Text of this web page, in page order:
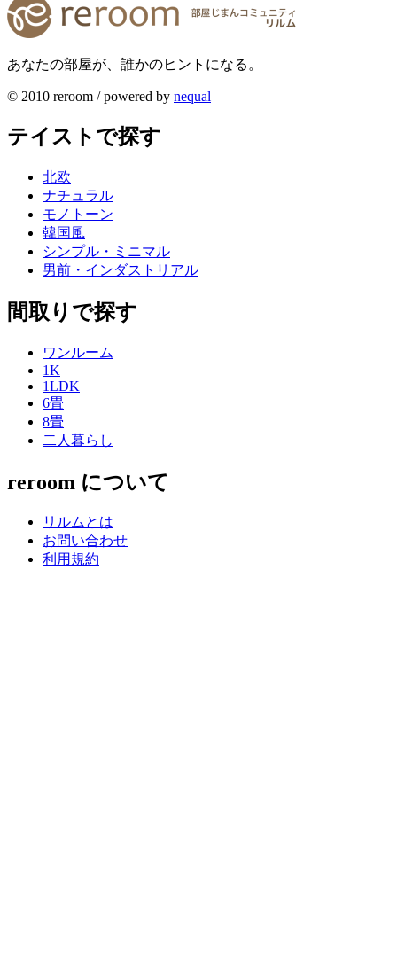
あなたの部屋が、誰かのヒントになる。
© 2010 reroom / powered by nequal
テイストで探す
北欧
ナチュラル
モノトーン
韓国風
シンプル・ミニマル
男前・インダストリアル
間取りで探す
ワンルーム
1K
1LDK
6畳
8畳
二人暮らし
reroom について
リルムとは
お問い合わせ
利用規約